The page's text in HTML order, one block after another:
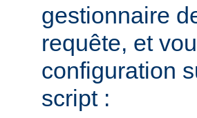
gestionnaire
requête, et
configuration
script :